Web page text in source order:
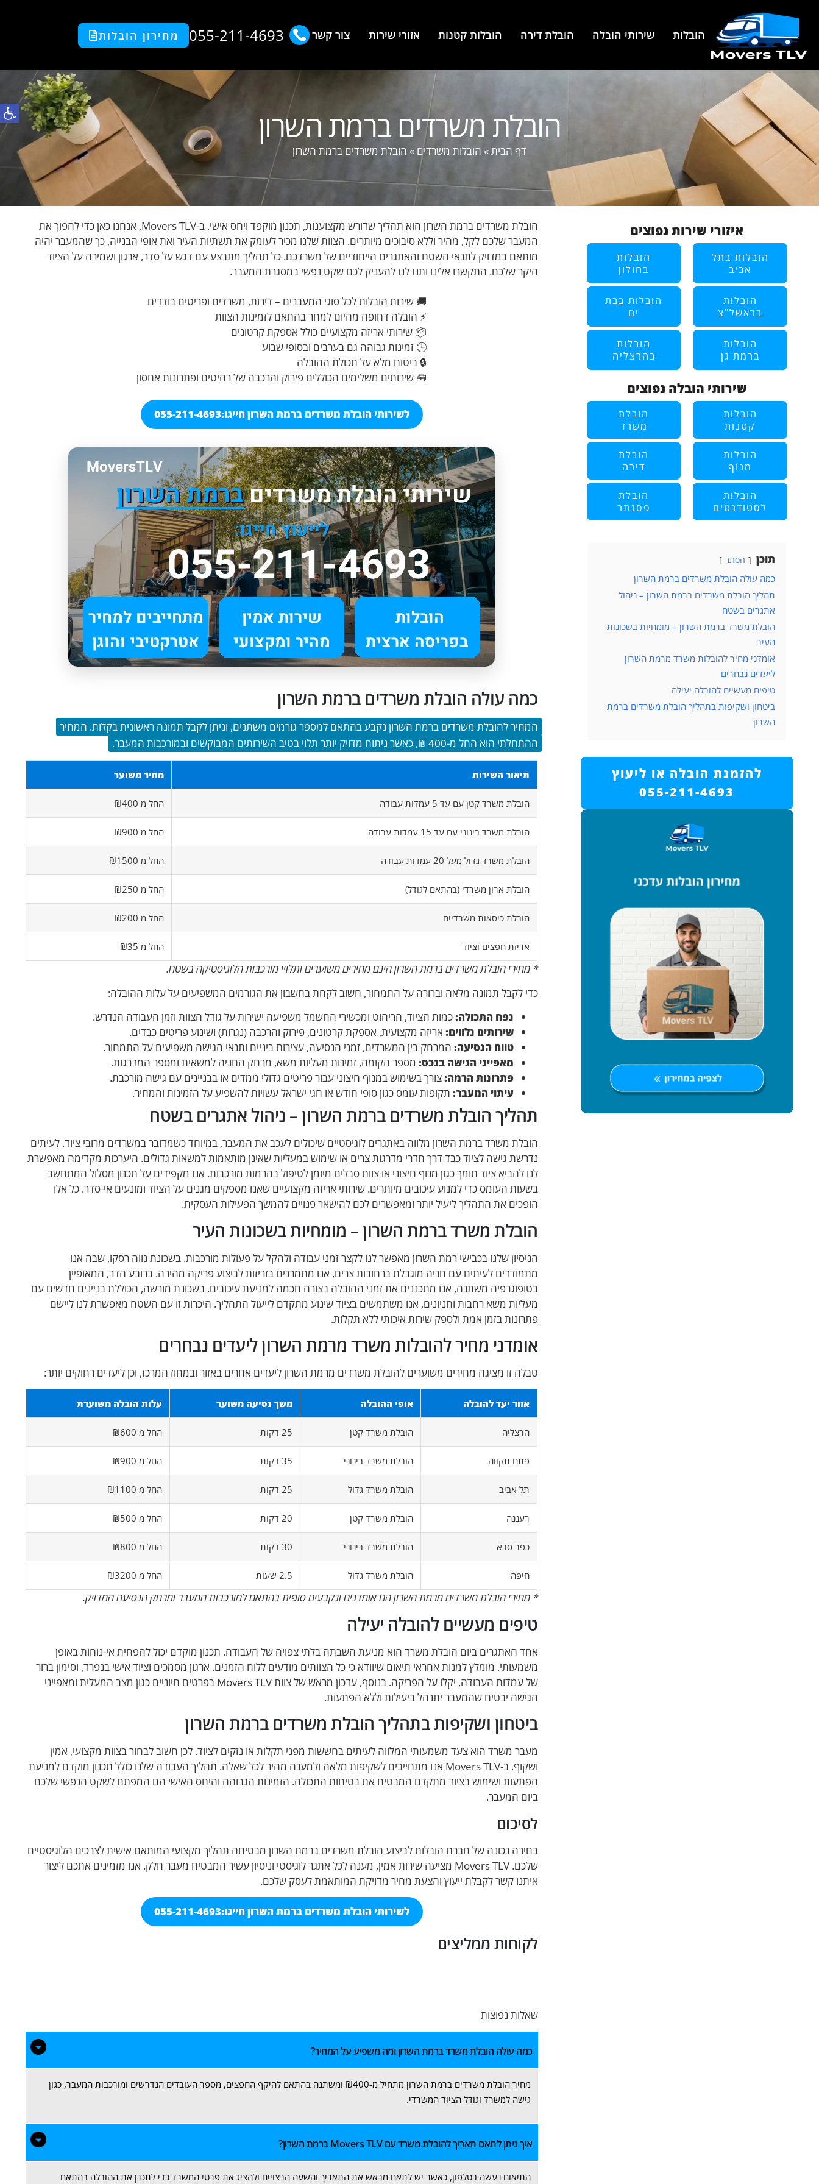
הובלות שירותי הובלה הובלת דירה הובלות קטנות אזורי שירות צור קשר 055-211-4693 מחירון הובלות
הובלת משרדים ברמת השרון
דף הבית» הובלות משרדים » הובלת משרדים ברמת השרון
איזורי שירות נפוצים
הובלות בתל
אביב
הובלות
בחולון
הובלות
בראשל"צ
הובלות בבת
ים
הובלות
ברמת גן
הובלות
בהרצליה
הובלות
קטנות
הובלת
משרד
הובלות
מנוף
הובלת
דירה
הובלות
לסטודנטים
הובלת
פסנתר
שירותי הובלה נפוצים
תוכן הסתר
כמה עולה הובלת משרדים ברמת השרון
תהליך הובלת משרדים ברמת השרון – ניהול
אתגרים בשטח
הובלת משרד ברמת השרון – מומחיות בשכונות
העיר
אומדני מחיר להובלות משרד מרמת השרון
ליעדים נבחרים
טיפים מעשיים להובלה יעילה
ביטחון ושקיפות בתהליך הובלת משרדים ברמת
השרון
להזמנת הובלה או ליעוץ
055-211-4693
הובלת משרדים ברמת השרון הוא תהליך שדורש מקצוענות, תכנון מוקפד ויחס אישי. ב-Movers TLV, אנחנו כאן כדי להפוך את
המעבר שלכם לקל, מהיר וללא סיבוכים מיותרים. הצוות שלנו מכיר לעומק את תשתיות העיר ואת אופי הבנייה, כך שהמעבר יהיה
מותאם במדויק לתנאי השטח והאתגרים הייחודיים של משרדכם. כל תהליך מתבצע עם דגש על סדר, ארגון ושמירה על הציוד
היקר שלכם. התקשרו אלינו ותנו לנו להעניק לכם שקט נפשי במסגרת המעבר.
🚚 שירות הובלות לכל סוגי המעברים – דירות, משרדים ופריטים בודדים
⚡ הובלה דחופה מהיום למחר בהתאם לזמינות הצוות
📦 שירותי אריזה מקצועיים כולל אספקת קרטונים
🕒 זמינות גבוהה גם בערבים ובסופי שבוע
🔒 ביטוח מלא על תכולת ההובלה
🧰 שירותים משלימים הכוללים פירוק והרכבה של רהיטים ופתרונות אחסון
לשירותי הובלת משרדים ברמת השרון חייגו:055-211-4693
כמה עולה הובלת משרדים ברמת השרון
המחיר להובלת משרדים ברמת השרון נקבע בהתאם למספר גורמים משתנים, וניתן לקבל תמונה ראשונית בקלות. המחיר
ההתחלתי הוא החל מ-400 ₪, כאשר ניתוח מדויק יותר תלוי בטיב השירותים המבוקשים ובמורכבות המעבר.
תיאור השירות מחיר משוער
הובלת משרד קטן עם עד 5 עמדות עבודה החל מ ₪400
הובלת משרד בינוני עם עד 15 עמדות עבודה החל מ ₪900
הובלת משרד גדול מעל 20 עמדות עבודה החל מ ₪1500
הובלת ארון משרדי (בהתאם לגודל) החל מ ₪250
הובלת כיסאות משרדיים החל מ ₪200
אריזת חפצים וציוד החל מ ₪35
* מחירי הובלת משרדים ברמת השרון הינם מחירים משוערים ותלויי מורכבות הלוגיסטיקה בשטח.
כדי לקבל תמונה מלאה וברורה על התמחור, חשוב לקחת בחשבון את הגורמים המשפיעים על עלות ההובלה:
נפח התכולה:כמות הציוד, הריהוט ומכשירי החשמל משפיעה ישירות על גודל הצוות וזמן העבודה הנדרש.
שירותים נלווים: אריזה מקצועית, אספקת קרטונים, פירוק והרכבה (נגרות) ושינוע פריטים כבדים.
טווח הנסיעה: המרחק בין המשרדים, זמני הנסיעה, עצירות ביניים ותנאי הגישה משפיעים על התמחור.
מאפייני הגישה בנכס: מספר הקומה, זמינות מעליות משא, מרחק החניה למשאית ומספר המדרגות.
פתרונות הרמה:צורך בשימוש במנוף חיצוני עבור פריטים גדולי ממדים או בבניינים עם גישה מורכבת.
עיתוי המעבר: תקופות עומס כגון סופי חודש או חגי ישראל עשויות להשפיע על הזמינות והמחיר.
תהליך הובלת משרדים ברמת השרון – ניהול אתגרים בשטח
הובלת משרד ברמת השרון מלווה באתגרים לוגיסטיים שיכולים לעכב את המעבר, במיוחד כשמדובר במשרדים מרובי ציוד. לעיתים
נדרשת גישה לציוד כבד דרך חדרי מדרגות צרים או שימוש במעליות שאינן מותאמות למשאות גדולים. היערכות מקדימה מאפשרת
לנו להביא ציוד תומך כגון מנוף חיצוני או צוות סבלים מיומן לטיפול בהרמות מורכבות. אנו מקפידים על תכנון מסלול המתחשב
בשעות העומס כדי למנוע עיכובים מיותרים. שירותי אריזה מקצועיים שאנו מספקים מגנים על הציוד ומונעים אי-סדר. כל אלו
הופכים את התהליך ליעיל יותר ומאפשרים לכם להישאר פנויים להמשך הפעילות העסקית.
הובלת משרד ברמת השרון – מומחיות בשכונות העיר
הניסיון שלנו בכבישי רמת השרון מאפשר לנו לקצר זמני עבודה ולהקל על פעולות מורכבות. בשכונת נווה רסקו, שבה אנו
מתמודדים לעיתים עם חניה מוגבלת ברחובות צרים, אנו מתמרנים בזריזות לביצוע פריקה מהירה. ברובע הדר, המאופיין
בטופוגרפיה משתנה, אנו מתכננים את זמני ההובלה בצורה חכמה למניעת עיכובים. בשכונת מורשה, הכוללת בניינים חדשים עם
מעליות משא רחבות וחניונים, אנו משתמשים בציוד שינוע מתקדם לייעול התהליך. היכרות זו עם השטח מאפשרת לנו ליישם
פתרונות בזמן אמת ולספק שירות איכותי ללא תקלות.
אומדני מחיר להובלות משרד מרמת השרון ליעדים נבחרים
טבלה זו מציגה מחירים משוערים להובלת משרדים מרמת השרון ליעדים אחרים באזור ובמחוז המרכז, וכן ליעדים רחוקים יותר:
אזור יעד להובלה אופי ההובלה משך נסיעה משוער עלות הובלה משוערת
הרצליה הובלת משרד קטן 25 דקות החל מ ₪600
פתח תקווה הובלת משרד בינוני 35 דקות החל מ ₪900
תל אביב הובלת משרד גדול 25 דקות החל מ ₪1100
רעננה הובלת משרד קטן 20 דקות החל מ ₪500
כפר סבא הובלת משרד בינוני 30 דקות החל מ ₪800
חיפה הובלת משרד גדול 2.5 שעות החל מ ₪3200
* מחירי הובלת משרדים מרמת השרון הם אומדנים ונקבעים סופית בהתאם למורכבות המעבר ומרחק הנסיעה המדויק.
טיפים מעשיים להובלה יעילה
אחד האתגרים ביום הובלת משרד הוא מניעת השבתה בלתי צפויה של העבודה. תכנון מוקדם יכול להפחית אי-נוחות באופן
משמעותי. מומלץ למנות אחראי תיאום שיוודא כי כל הצוותים מודעים ללוח הזמנים. ארגון מסמכים וציוד אישי בנפרד, וסימון ברור
של עמדות העבודה, יקלו על הפריקה. בנוסף, עדכון מראש של צוות Movers TLV בפרטים חיוניים כגון מצב המעלית ומאפייני
הגישה יבטיח שהמעבר יתנהל ביעילות וללא הפתעות.
ביטחון ושקיפות בתהליך הובלת משרדים ברמת השרון
מעבר משרד הוא צעד משמעותי המלווה לעיתים בחששות מפני תקלות או נזקים לציוד. לכן חשוב לבחור בצוות מקצועי, אמין
ושקוף. ב-Movers TLV אנו מתחייבים לשקיפות מלאה ולמענה מהיר לכל שאלה. תהליך העבודה שלנו כולל תכנון מוקדם למניעת
הפתעות ושימוש בציוד מתקדם המבטיח את בטיחות התכולה. הזמינות הגבוהה והיחס האישי הם המפתח לשקט הנפשי שלכם
ביום המעבר.
לסיכום
בחירה נכונה של חברת הובלות לביצוע הובלת משרדים ברמת השרון מבטיחה תהליך מקצועי המותאם אישית לצרכים הלוגיסטיים
שלכם. Movers TLV מציעה שירות אמין, מענה לכל אתגר לוגיסטי וניסיון עשיר המבטיח מעבר חלק. אנו מזמינים אתכם ליצור
איתנו קשר לקבלת ייעוץ והצעת מחיר מדויקת המותאמת לעסק שלכם.
לשירותי הובלת משרדים ברמת השרון חייגו:055-211-4693
לקוחות ממליצים
שאלות נפוצות
כמה עולה הובלת משרד ברמת השרון ומה משפיע על המחיר?
מחיר הובלת משרדים ברמת השרון מתחיל מ-₪400 ומשתנה בהתאם להיקף החפצים, מספר העובדים הנדרשים ומורכבות המעבר, כגון
גישה למשרד וגודל הציוד המשרדי.
איך ניתן לתאם תאריך להובלת משרד עם Movers TLV ברמת השרון?
התיאום נעשה בטלפון, כאשר יש לתאם מראש את התאריך והשעה הרצויים ולהציג את פרטי המשרד כדי לתכנן את ההובלה בהתאם
פתח